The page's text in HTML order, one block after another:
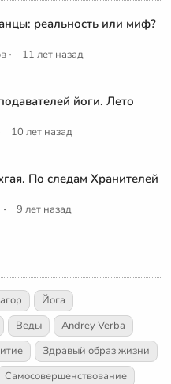
реальность или миф?
· 11 лет назад
йоги. Лето
10 лет назад
По следам Хранителей
· 9 лет назад
Йога
Веды
Andrey Verba
Здравый образ жизни
Самосовершенствование